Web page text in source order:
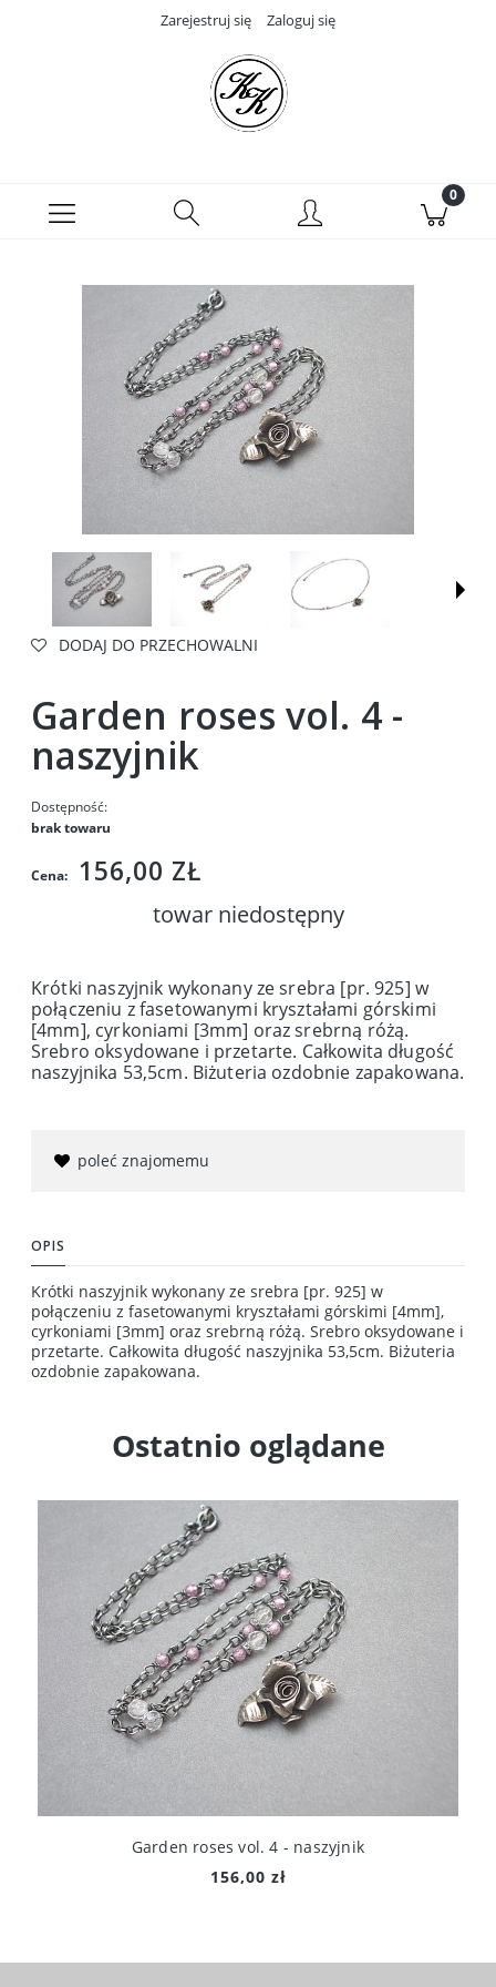
Zarejestruj się Zaloguj się
DODAJ DO PRZECHOWALNI
Garden roses vol. 4 -
naszyjnik
Dostępność:
brak towaru
Cena: 156,00 ZŁ
towar niedostępny
Krótki naszyjnik wykonany ze srebra [pr. 925] w
połączeniu z fasetowanymi kryształami górskimi
[4mm], cyrkoniami [3mm] oraz srebrną różą.
Srebro oksydowane i przetarte. Całkowita długość
naszyjnika 53,5cm. Biżuteria ozdobnie zapakowana.
poleć znajomemu
OPIS
Krótki naszyjnik wykonany ze srebra [pr. 925] w
połączeniu z fasetowanymi kryształami górskimi [4mm],
cyrkoniami [3mm] oraz srebrną różą. Srebro oksydowane i
przetarte. Całkowita długość naszyjnika 53,5cm. Biżuteria
ozdobnie zapakowana.
Ostatnio oglądane
Garden roses vol. 4 - naszyjnik
156,00 zł